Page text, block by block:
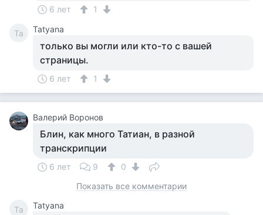
6 лет 1
Ta Tatyana
только вы могли или кто-то с вашей
страницы.
6 лет 1
Валерий Воронов
Блин, как много Татиан, в разной
транскрипции
6 лет 9
0
Показать все комментарии
Ta Tatyana